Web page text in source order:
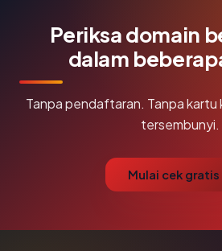
Periksa domain
dalam
Tanpa pendaftaran. Tanpa
tersembunyi.
Mulai cek